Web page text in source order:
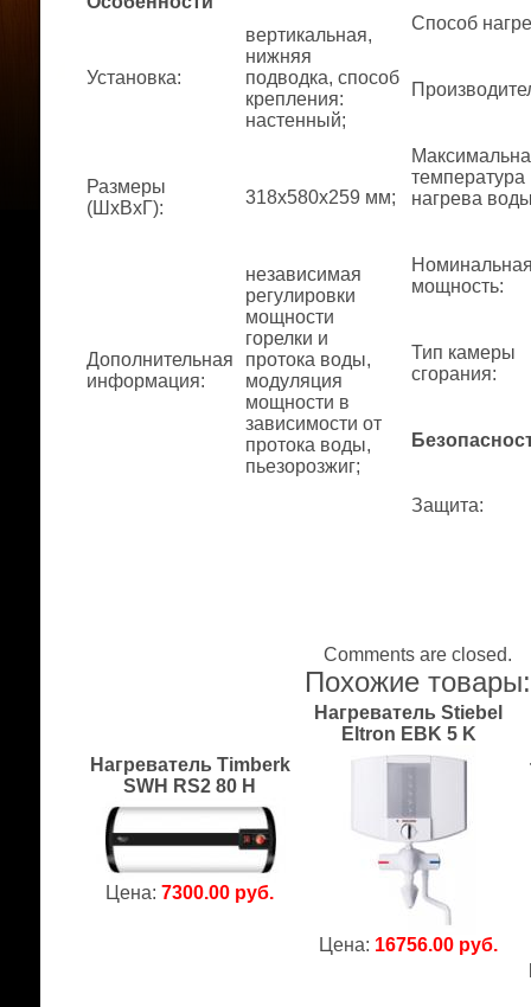
Установка:
вертикальная,
нижняя
подводка, способ
крепления:
настенный;
Размеры
(ШхВхГ):
318x580x259 мм;
Дополнительная
информация:
независимая
регулировки
мощности
горелки и
протока воды,
модуляция
мощности в
зависимости от
протока воды,
пьезорозжиг;
Способ
температура
нагрева
мощность:
Тип камеры
сгорания:
Защита:
Comments are closed.
Похожие товары:
Нагреватель Timberk
SWH RS2 80 H
Цена:7300.00 руб.
Нагреватель Stiebel
Eltron EBK 5 K
Цена: 16756.00 руб.